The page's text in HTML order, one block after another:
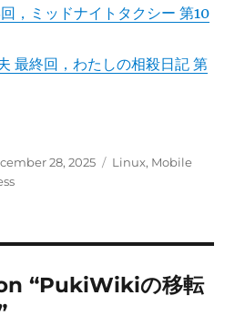
，ミッドナイトタクシー 第10
最終回，わたしの相殺日記 第
28, 2025 Categories
Linux, Mobile
“PukiWikiの移転